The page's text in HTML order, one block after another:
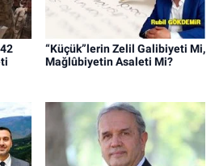
“Küçük”lerin Zelil Galibiyeti Mi,
Mağlûbiyetin Asaleti Mi?